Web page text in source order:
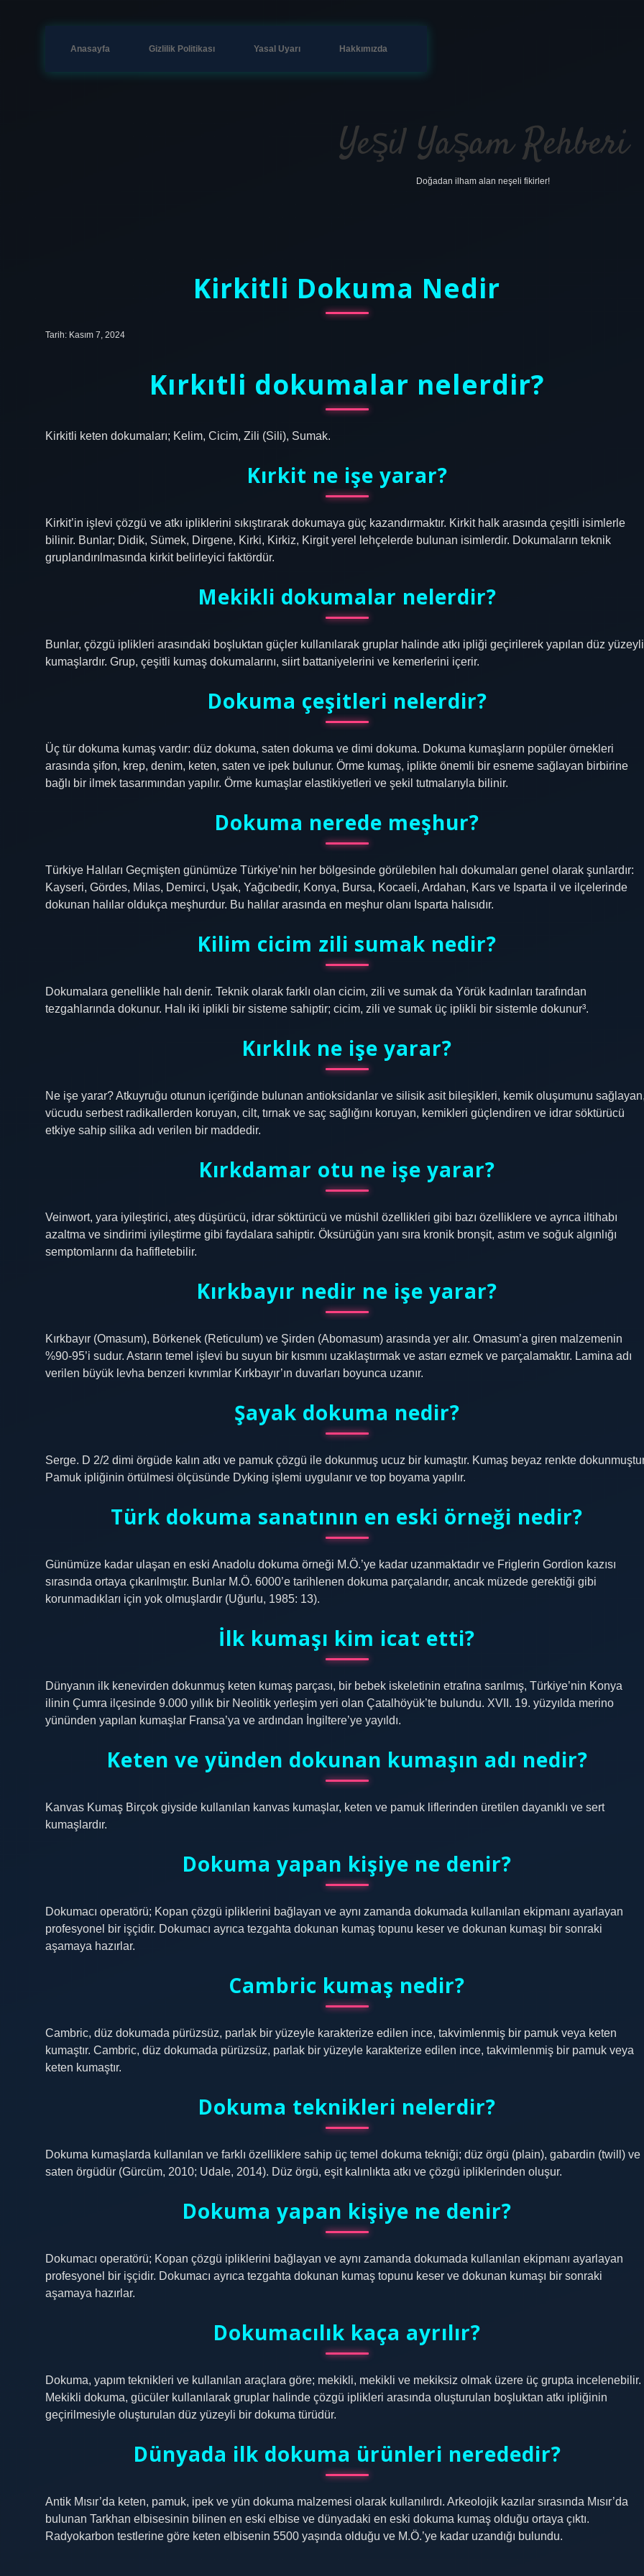
Anasayfa Gizlilik Politikası Yasal Uyarı Hakkımızda
Yeşil Yaşam Rehberi
Doğadan ilham alan neşeli fikirler!
Kirkitli Dokuma Nedir
Tarih: Kasım 7, 2024
Kırkıtli dokumalar nelerdir?
Kirkitli keten dokumaları; Kelim, Cicim, Zili (Sili), Sumak.
Kırkit ne işe yarar?
Kirkit’in işlevi çözgü ve atkı ipliklerini sıkıştırarak dokumaya güç kazandırmaktır. Kirkit halk arasında çeşitli isimlerle
bilinir. Bunlar; Didik, Sümek, Dirgene, Kirki, Kirkiz, Kirgit yerel lehçelerde bulunan isimlerdir. Dokumaların teknik
gruplandırılmasında kirkit belirleyici faktördür.
Mekikli dokumalar nelerdir?
Bunlar, çözgü iplikleri arasındaki boşluktan güçler kullanılarak gruplar halinde atkı ipliği geçirilerek yapılan düz yüzeyli
kumaşlardır. Grup, çeşitli kumaş dokumalarını, siirt battaniyelerini ve kemerlerini içerir.
Dokuma çeşitleri nelerdir?
Üç tür dokuma kumaş vardır: düz dokuma, saten dokuma ve dimi dokuma. Dokuma kumaşların popüler örnekleri
arasında şifon, krep, denim, keten, saten ve ipek bulunur. Örme kumaş, iplikte önemli bir esneme sağlayan birbirine
bağlı bir ilmek tasarımından yapılır. Örme kumaşlar elastikiyetleri ve şekil tutmalarıyla bilinir.
Dokuma nerede meşhur?
Türkiye Halıları Geçmişten günümüze Türkiye’nin her bölgesinde görülebilen halı dokumaları genel olarak şunlardır:
Kayseri, Gördes, Milas, Demirci, Uşak, Yağcıbedir, Konya, Bursa, Kocaeli, Ardahan, Kars ve Isparta il ve ilçelerinde
dokunan halılar oldukça meşhurdur. Bu halılar arasında en meşhur olanı Isparta halısıdır.
Kilim cicim zili sumak nedir?
Dokumalara genellikle halı denir. Teknik olarak farklı olan cicim, zili ve sumak da Yörük kadınları tarafından
tezgahlarında dokunur. Halı iki iplikli bir sisteme sahiptir; cicim, zili ve sumak üç iplikli bir sistemle dokunur³.
Kırklık ne işe yarar?
Ne işe yarar? Atkuyruğu otunun içeriğinde bulunan antioksidanlar ve silisik asit bileşikleri, kemik oluşumunu
vücudu serbest radikallerden koruyan, cilt, tırnak ve saç sağlığını koruyan, kemikleri güçlendiren ve idrar söktürücü
etkiye sahip silika adı verilen bir maddedir.
Kırkdamar otu ne işe yarar?
Veinwort, yara iyileştirici, ateş düşürücü, idrar söktürücü ve müshil özellikleri gibi bazı özelliklere ve ayrıca iltihabı
azaltma ve sindirimi iyileştirme gibi faydalara sahiptir. Öksürüğün yanı sıra kronik bronşit, astım ve soğuk algınlığı
semptomlarını da hafifletebilir.
Kırkbayır nedir ne işe yarar?
Kırkbayır (Omasum), Börkenek (Reticulum) ve Şirden (Abomasum) arasında yer alır. Omasum’a giren malzemenin
%90-95’i sudur. Astarın temel işlevi bu suyun bir kısmını uzaklaştırmak ve astarı ezmek ve parçalamaktır. Lamina adı
verilen büyük levha benzeri kıvrımlar Kırkbayır’ın duvarları boyunca uzanır.
Şayak dokuma nedir?
Serge. D 2/2 dimi örgüde kalın atkı ve pamuk çözgü ile dokunmuş ucuz bir kumaştır. Kumaş beyaz renkte
Pamuk ipliğinin örtülmesi ölçüsünde Dyking işlemi uygulanır ve top boyama yapılır.
Türk dokuma sanatının en eski örneği nedir?
Günümüze kadar ulaşan en eski Anadolu dokuma örneği M.Ö.’ye kadar uzanmaktadır ve Friglerin Gordion kazısı
sırasında ortaya çıkarılmıştır. Bunlar M.Ö. 6000’e tarihlenen dokuma parçalarıdır, ancak müzede gerektiği gibi
korunmadıkları için yok olmuşlardır (Uğurlu, 1985: 13).
İlk kumaşı kim icat etti?
Dünyanın ilk kenevirden dokunmuş keten kumaş parçası, bir bebek iskeletinin etrafına sarılmış, Türkiye’nin Konya
ilinin Çumra ilçesinde 9.000 yıllık bir Neolitik yerleşim yeri olan Çatalhöyük’te bulundu. XVII. 19. yüzyılda merino
yününden yapılan kumaşlar Fransa’ya ve ardından İngiltere’ye yayıldı.
Keten ve yünden dokunan kumaşın adı nedir?
Kanvas Kumaş Birçok giyside kullanılan kanvas kumaşlar, keten ve pamuk liflerinden üretilen dayanıklı ve sert
kumaşlardır.
Dokuma yapan kişiye ne denir?
Dokumacı operatörü; Kopan çözgü ipliklerini bağlayan ve aynı zamanda dokumada kullanılan ekipmanı ayarlayan
profesyonel bir işçidir. Dokumacı ayrıca tezgahta dokunan kumaş topunu keser ve dokunan kumaşı bir sonraki
aşamaya hazırlar.
Cambric kumaş nedir?
Cambric, düz dokumada pürüzsüz, parlak bir yüzeyle karakterize edilen ince, takvimlenmiş bir pamuk veya keten
kumaştır. Cambric, düz dokumada pürüzsüz, parlak bir yüzeyle karakterize edilen ince, takvimlenmiş bir pamuk veya
keten kumaştır.
Dokuma teknikleri nelerdir?
Dokuma kumaşlarda kullanılan ve farklı özelliklere sahip üç temel dokuma tekniği; düz örgü (plain), gabardin (twill) ve
saten örgüdür (Gürcüm, 2010; Udale, 2014). Düz örgü, eşit kalınlıkta atkı ve çözgü ipliklerinden oluşur.
Dokuma yapan kişiye ne denir?
Dokumacı operatörü; Kopan çözgü ipliklerini bağlayan ve aynı zamanda dokumada kullanılan ekipmanı ayarlayan
profesyonel bir işçidir. Dokumacı ayrıca tezgahta dokunan kumaş topunu keser ve dokunan kumaşı bir sonraki
aşamaya hazırlar.
Dokumacılık kaça ayrılır?
Dokuma, yapım teknikleri ve kullanılan araçlara göre; mekikli, mekikli ve mekiksiz olmak üzere üç grupta incelenebilir.
Mekikli dokuma, gücüler kullanılarak gruplar halinde çözgü iplikleri arasında oluşturulan boşluktan atkı ipliğinin
geçirilmesiyle oluşturulan düz yüzeyli bir dokuma türüdür.
Dünyada ilk dokuma ürünleri nerededir?
Antik Mısır’da keten, pamuk, ipek ve yün dokuma malzemesi olarak kullanılırdı. Arkeolojik kazılar sırasında Mısır’da
bulunan Tarkhan elbisesinin bilinen en eski elbise ve dünyadaki en eski dokuma kumaş olduğu ortaya çıktı.
Radyokarbon testlerine göre keten elbisenin 5500 yaşında olduğu ve M.Ö.’ye kadar uzandığı bulundu.